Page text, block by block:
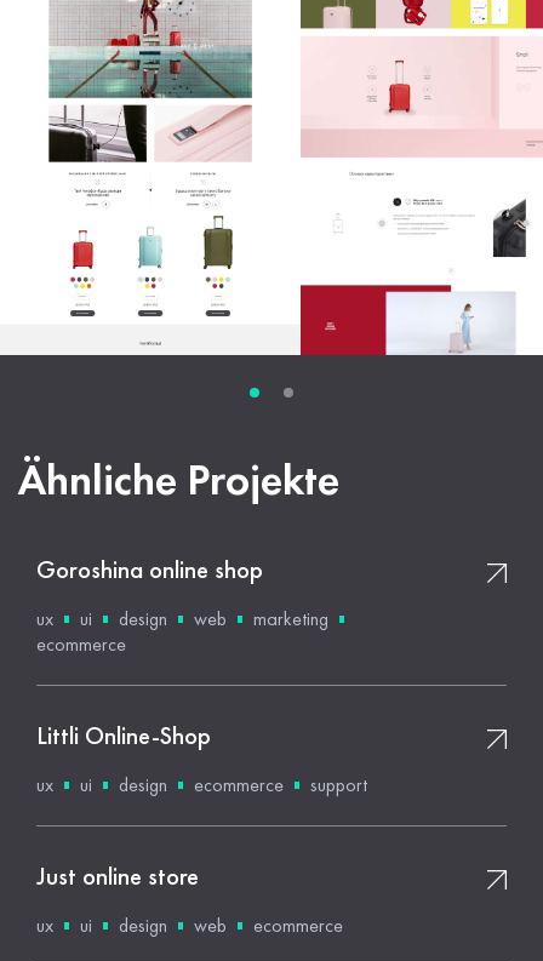
Ähnliche Projekte
Goroshina online shop
ux ui design web
marketing
ecommerce
Littli Online-Shop
ux ui design ecommerce support
Just online store
ux ui design web ecommerce